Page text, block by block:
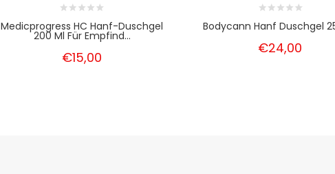
Medicprogress HC Hanf-Duschgel
200 Ml Für Empfind...
€15,00
Bodycann Hanf Duschgel
€24,00